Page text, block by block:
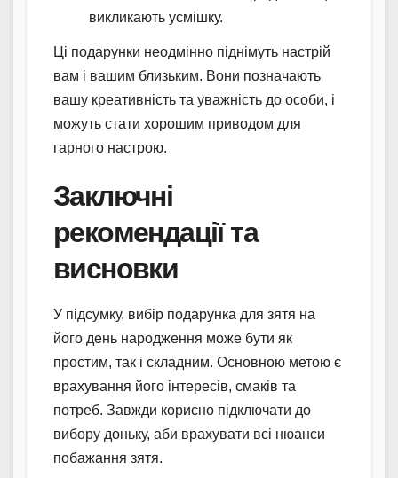
викликають усмішку.
Ці подарунки неодмінно піднімуть настрій
вам і вашим близьким. Вони позначають
вашу креативність та уважність до особи, і
можуть стати хорошим приводом для
гарного настрою.
Заключні
рекомендації та
висновки
У підсумку, вибір подарунка для зятя на
його день народження може бути як
простим, так і складним. Основною метою є
врахування його інтересів, смаків та
потреб. Завжди корисно підключати до
вибору доньку, аби врахувати всі нюанси
побажання зятя.